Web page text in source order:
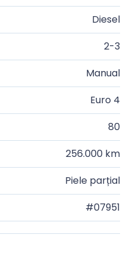
Diesel
2-3
Manual
Euro 4
80
256.000 km
Piele parțial
#07951